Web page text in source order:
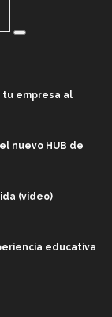
tu empresa al
nuevo HUB de
(video)
educativa